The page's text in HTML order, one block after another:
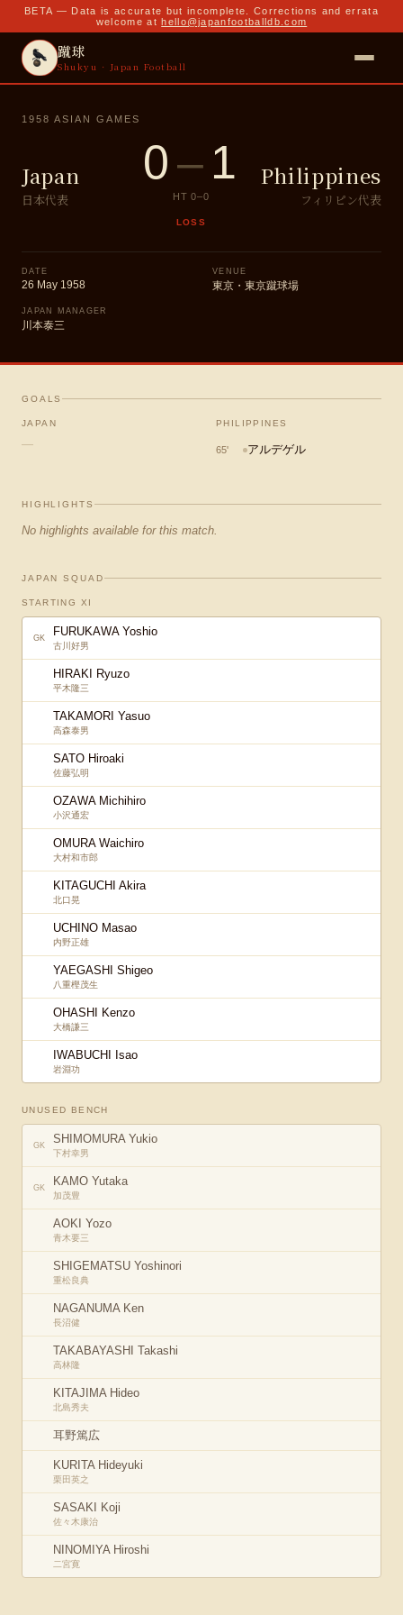
BETA — Data is accurate but incomplete. Corrections and errata
welcome at hello@japanfootballdb.com
蹴球
Shukyu · Japan Football
1958 ASIAN GAMES
Japan
日本代表
0– 1
HT0–0
LOSS
Philippines
フィリピン代表
DATE
26 May 1958
VENUE
東京・東京蹴球場
JAPAN MANAGER
川本泰三
GOALS
JAPAN
—
PHILIPPINES
65' アルデゲル
HIGHLIGHTS
No highlights available for this match.
JAPAN SQUAD
STARTING XI
GK FURUKAWA Yoshio
古川好男
HIRAKI Ryuzo
平木隆三
TAKAMORI Yasuo
高森泰男
SATO Hiroaki
佐藤弘明
OZAWA Michihiro
小沢通宏
OMURA Waichiro
大村和市郎
KITAGUCHI Akira
北口晃
UCHINO Masao
内野正雄
YAEGASHI Shigeo
八重樫茂生
OHASHI Kenzo
大橋謙三
IWABUCHI Isao
岩淵功
UNUSED BENCH
GK SHIMOMURA Yukio
下村幸男
GK KAMO Yutaka
加茂豊
AOKI Yozo
青木要三
SHIGEMATSU Yoshinori
重松良典
NAGANUMA Ken
長沼健
TAKABAYASHI Takashi
高林隆
KITAJIMA Hideo
北島秀夫
耳野篤広
KURITA Hideyuki
栗田英之
SASAKI Koji
佐々木康治
NINOMIYA Hiroshi
二宮寛